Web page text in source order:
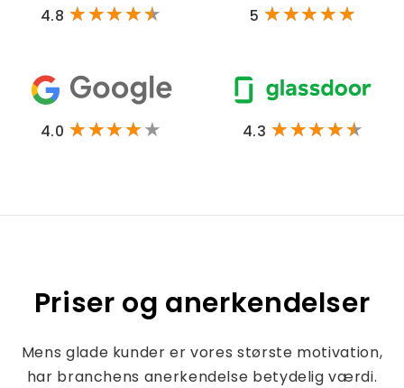
4.8 5
4.0 4.3
Priser og anerkendelser
Mens glade kunder er vores største motivation,
har branchens anerkendelse betydelig værdi.